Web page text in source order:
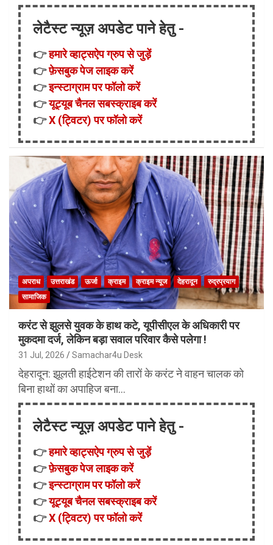
लेटैस्ट न्यूज़ अपडेट पाने हेतु -
👉हमारे व्हाट्सऐप ग्रुप से जुड़ें
👉फ़ेसबुक पेज लाइक करें
👉इन्स्टाग्राम पर फॉलो करें
👉यूट्यूब चैनल सबस्क्राइब करें
👉X (ट्विटर) पर फॉलो करें
अपराध उत्तराखंड ऊर्जा क्राइम क्राइम न्यूज देहरादून
रुद्रप्रयाग
सामाजिक
करंट से झुलसे युवक के हाथ कटे, यूपीसीएल के अधिकारी पर
मुकदमा दर्ज, लेकिन बड़ा सवाल परिवार कैसे पलेगा !
31 Jul, 2026 Samachar4u Desk
देहरादून: झूलती हाईटेशन की तारों के करंट ने वाहन चालक को
बिना हाथों का अपाहिज बना…
लेटैस्ट न्यूज़ अपडेट पाने हेतु -
👉हमारे व्हाट्सऐप ग्रुप से जुड़ें
👉फ़ेसबुक पेज लाइक करें
👉इन्स्टाग्राम पर फॉलो करें
👉यूट्यूब चैनल सबस्क्राइब करें
👉X (ट्विटर) पर फॉलो करें